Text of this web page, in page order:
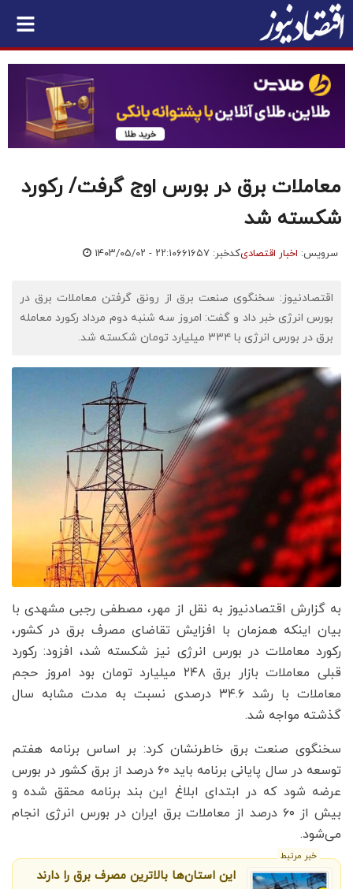
معاملات برق در بورس اوج گرفت/ رکورد
شکسته شد
سرویس: اخبار اقتصادیکدخبر: ۶۶۱۶۵۷ ۱۴۰۳/۰۵/۰۲ - ۲۲:۱۰
اقتصادنیوز: سخنگوی صنعت برق از رونق گرفتن معاملات برق در
بورس انرژی خبر داد و گفت: امروز سه شنبه دوم مرداد رکورد معامله
برق در بورس انرژی با ٣٣٤ میلیارد تومان شکسته شد.
به گزارش اقتصادنیوز به نقل از مهر، مصطفی رجبی مشهدی با
بیان اینکه همزمان با افزایش تقاضای مصرف برق در کشور،
رکورد معاملات در بورس انرژی نیز شکسته شد، افزود: رکورد
قبلی معاملات بازار برق ٢٤٨ میلیارد تومان بود امروز حجم
معاملات با رشد ٣٤.٦ درصدی نسبت به مدت مشابه سال
گذشته مواجه شد.
سخنگوی صنعت برق خاطرنشان کرد: بر اساس برنامه هفتم
توسعه در سال پایانی برنامه باید ٦٠ درصد از برق کشور در بورس
عرضه شود که در ابتدای ابلاغ این بند برنامه محقق شده و
بیش از ٦٠ درصد از معاملات برق ایران در بورس انرژی انجام
می‌شود.
خبر مرتبط
این استان‌ها بالاترین مصرف برق را دارند